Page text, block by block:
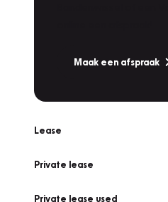
Maak een afspraak
Lease
Private lease
Private lease used